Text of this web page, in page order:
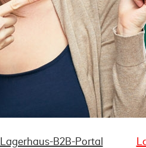
Lagerhaus-B2B-Portal